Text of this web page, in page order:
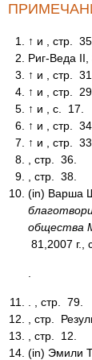
↑ и , стр.
35.
Риг-Веда II,
↑ и , стр.
31.
↑ и , стр.
29.
↑ и , с.
17.
↑ и , стр.
34.
↑ и , стр.
33.
стр.
36.
стр.
38.
(in) Варша
общества
81,2007 г.,
стр.
79.
стр.
стр.
12.
(in) Эмили